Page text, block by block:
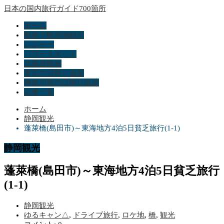
日本の国内旅行ガイド700箇所
ホーム
動画で観光地紹介
レジャー
パワースポット
北海道観光
東京の日帰り温泉
神奈川県の日帰り温泉
記事一覧
ホーム
静岡観光
蓬萊橋(島田市)～東海地方4泊5日貧乏旅行(1-1)
静岡観光
蓬萊橋(島田市)～東海地方4泊5日貧乏旅行
(1-1)
静岡観光
ゆるキャン△, ドライブ旅行, ロケ地, 橋, 観光